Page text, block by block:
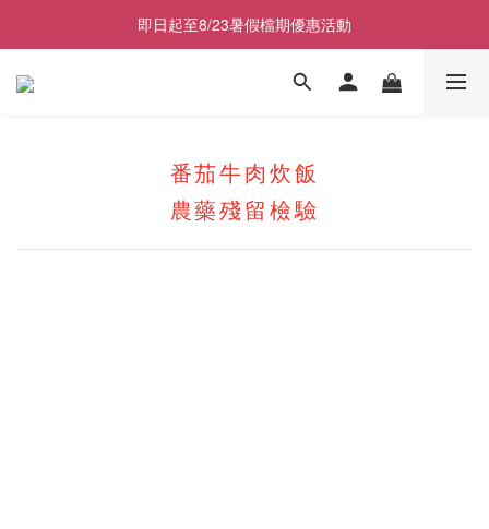
2026商品售價調整公告｜9月1日起適用
即日起至8/23暑假檔期優惠活動
副食品五入裝任選兩盒折100元, 五盒折400元
番茄牛肉炊飯
農藥殘留檢驗